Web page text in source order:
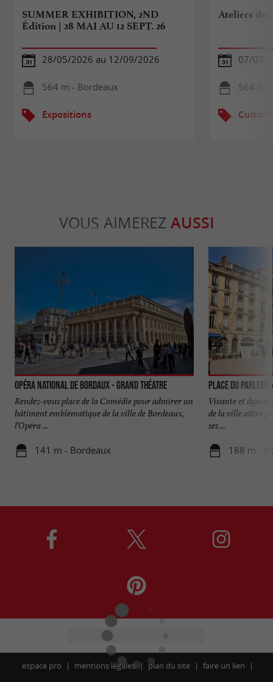
SUMMER EXHIBITION, 2ND
Édition | 28 MAI AU 12 SEPT. 26
28/05/2026 au 12/09/2026
564 m - Bordeaux
Expositions
Ateliers des
07/07/
564 m
Culture
VOUS AIMEREZ AUSSI
Opéra National de Bordaux - Grand Théatre
Rendez-vous place de la Comédie pour admirer un
bâtiment emblématique de la ville de Bordeaux,
l’Opéra ...
141 m - Bordeaux
Place du
Vivante et
de la ville attire
ses ...
188 m -
espace pro mentions légales plan du site
faire un lien